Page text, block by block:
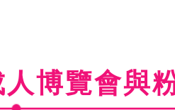
博覽會與